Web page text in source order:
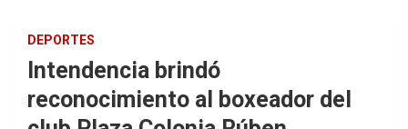
DEPORTES
Intendencia brindó
reconocimiento al boxeador del